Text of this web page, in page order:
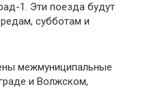
1. Эти поезда будут
субботам и
межмуниципальные
и Волжском,